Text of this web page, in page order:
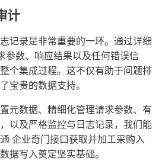
计
记录是非常重要的一环。通过详细
参数、响应结果以及任何错误信
个集成过程。这不仅有助于问题排
宝贵的数据支持。
元数据、精细化管理请求参数、有
以及严格监控与日志记录，我们能
·企业奇门接口获取并加工采购入
据写入奠定坚实基础。